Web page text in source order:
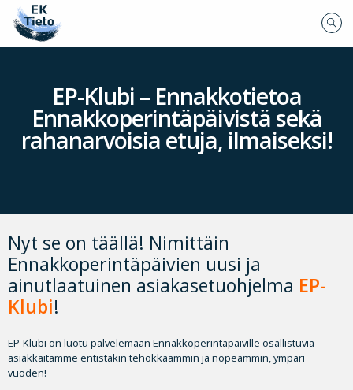
EP-Klubi – Ennakkotietoa
Ennakkoperintäpäivistä sekä
rahanarvoisia etuja, ilmaiseksi!
Nyt se on täällä! Nimittäin
Ennakkoperintäpäivien uusi ja
ainutlaatuinen asiakasetuohjelma EP-
Klubi!
EP-Klubi on luotu palvelemaan Ennakkoperintäpäiville osallistuvia
asiakkaitamme entistäkin tehokkaammin ja nopeammin, ympäri
vuoden!